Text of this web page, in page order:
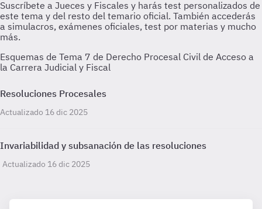
Esquemas de Tema 7 de Derecho Procesal Civil de Acceso a
la Carrera Judicial y Fiscal
Resoluciones Procesales
Actualizado 16 dic 2025
Invariabilidad y subsanación de las resoluciones
Actualizado 16 dic 2025